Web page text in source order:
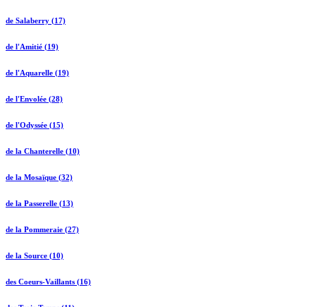
de Salaberry (17)
de l'Amitié (19)
de l'Aquarelle (19)
de l'Envolée (28)
de l'Odyssée (15)
de la Chanterelle (10)
de la Mosaïque (32)
de la Passerelle (13)
de la Pommeraie (27)
de la Source (10)
des Coeurs-Vaillants (16)